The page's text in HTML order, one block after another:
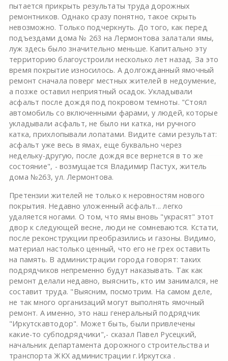
пытается прикрыть результаты труда дорожных
ремонтников. Однако сразу понятно, такое скрыть
невозможно. Только подчеркнуть. До того, как перед
подъездами дома № 263 на Лермонтова залатали ямы,
луж здесь было значительно меньше. Капитально эту
территорию благоустроили несколько лет назад. За это
время покрытие износилось. А долгожданный ямочный
ремонт сначала поверг местных жителей в недоумение,
а позже оставил неприятный осадок. Укладывали
асфальт после дождя под покровом темноты. "Стоял
автомобиль со включенными фарами, у людей, которые
укладывали асфальт, не было ни катка, ни ручного
катка, прихлопывали лопатами. Видите сами результат:
асфальт уже весь в ямах, еще буквально через
недельку-другую, после дождя все вернется в то же
состояние", - возмущается Владимир Пастух, житель
дома №263, ул. Лермонтова.
Претензии жителей не только к неровностям нового
покрытия. Недавно уложенный асфальт... легко
удаляется ногами. О том, что ямы вновь "украсят" этот
двор к следующей весне, люди не сомневаются. Кстати,
после реконструкции преобразились и газоны. Видимо,
материал настолько ценный, что его не грех оставить
на память. В администрации города говорят: таких
подрядчиков непременно будут наказывать. Так как
ремонт делали недавно, выяснить, кто им занимался, не
составит труда. "Выясним, посмотрим. На самом деле,
не так много организаций могут выполнять ямочный
ремонт. А именно, это наш генеральный подрядчик
"Иркутскавтодор". Может быть, были привлечены
какие-то субподрядчики",- сказал Павел Русецкий,
начальник департамента дорожного строительства и
транспорта ЖКХ администрации г.Иркутска .